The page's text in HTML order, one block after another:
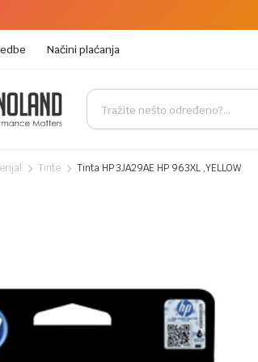
Načini plaćanja
Tinte Tinta HP 3JA29AE HP 963XL ,YELLOW